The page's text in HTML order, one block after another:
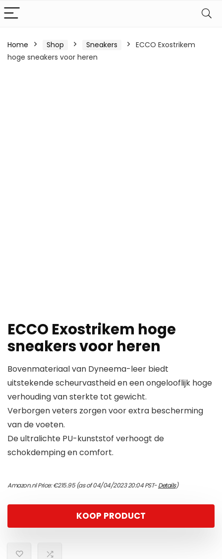
Home Shop Sneakers
ECCO Exostrikem
hoge sneakers voor heren
ECCO Exostrikem hoge
sneakers voor heren
Bovenmateriaal van Dyneema-leer biedt
uitstekende scheurvastheid en een ongelooflijk hoge
verhouding van sterkte tot gewicht.
Verborgen veters zorgen voor extra bescherming
van de voeten.
De ultralichte PU-kunststof verhoogt de
schokdemping en comfort.
Amazon.nl Price:€215.95(as of 04/04/2023 20:04 PST-Details)
KOOP PRODUCT